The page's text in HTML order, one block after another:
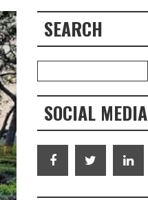
SEARCH
SOCIAL MEDIA